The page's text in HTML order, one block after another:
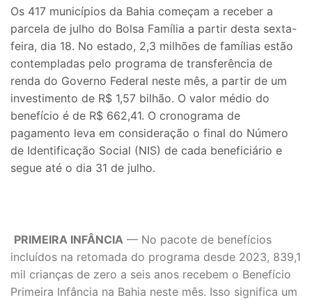
Os 417 municípios da Bahia começam a receber a
parcela de julho do Bolsa Família a partir desta sexta-
feira, dia 18. No estado, 2,3 milhões de famílias estão
contempladas pelo programa de transferência de
renda do Governo Federal neste mês, a partir de um
investimento de R$ 1,57 bilhão. O valor médio do
benefício é de R$ 662,41. O cronograma de
pagamento leva em consideração o final do Número
de Identificação Social (NIS) de cada beneficiário e
segue até o dia 31 de julho.
PRIMEIRA INFÂNCIA — No pacote de benefícios
incluídos na retomada do programa desde 2023, 839,1
mil crianças de zero a seis anos recebem o Benefício
Primeira Infância na Bahia neste mês. Isso significa um